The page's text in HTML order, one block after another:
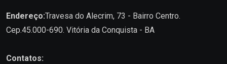
Endereço:Travesa do Alecrim, 73 - Bairro Centro.
Cep.45.000-690. Vitória da Conquista - BA
Contatos: